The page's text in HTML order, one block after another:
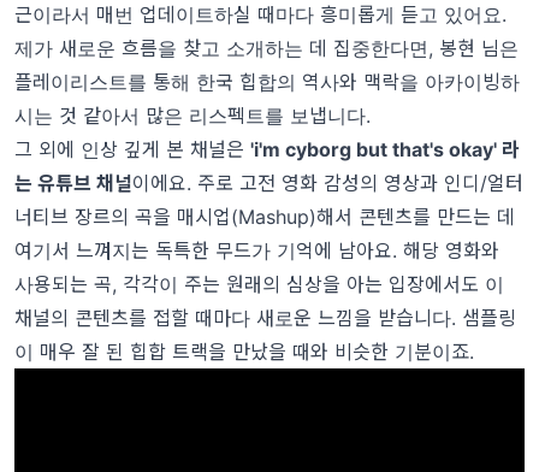
근이라서 매번 업데이트하실 때마다 흥미롭게 듣고 있어요.
제가 새로운 흐름을 찾고 소개하는 데 집중한다면, 봉현 님은
플레이리스트를 통해 한국 힙합의 역사와 맥락을 아카이빙하
시는 것 같아서 많은 리스펙트를 보냅니다.
그 외에 인상 깊게 본 채널은 'i'm cyborg but that's okay' 라
는 유튜브 채널이에요. 주로 고전 영화 감성의 영상과 인디/얼터
너티브 장르의 곡을 매시업(Mashup)해서 콘텐츠를 만드는 데
여기서 느껴지는 독특한 무드가 기억에 남아요. 해당 영화와
사용되는 곡, 각각이 주는 원래의 심상을 아는 입장에서도 이
채널의 콘텐츠를 접할 때마다 새로운 느낌을 받습니다. 샘플링
이 매우 잘 된 힙합 트랙을 만났을 때와 비슷한 기분이죠.